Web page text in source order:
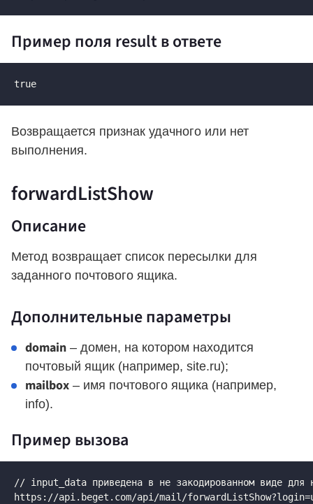
Пример поля result в ответе
true
Возвращается признак удачного или нет
выполнения.
forwardListShow
Описание
Метод возвращает список пересылки для
заданного почтового ящика.
Дополнительные параметры
domain – домен, на котором находится
почтовый ящик (например, site.ru);
mailbox – имя почтового ящика (например,
info).
Пример вызова
// input_data приведена в не закодированном виде для
https://api.beget.com/api/mail/